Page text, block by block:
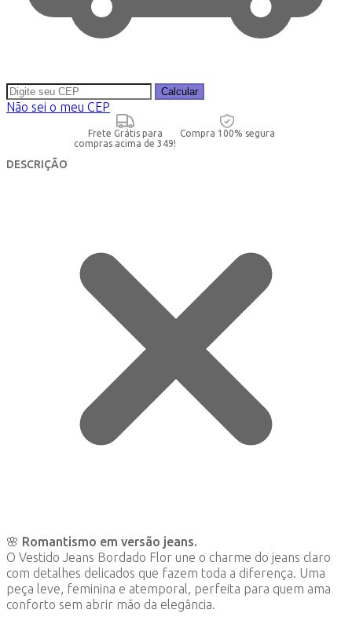
Calcular
Não sei o meu CEP
Frete Grátis para
compras acima de 349!
Compra 100% segura
DESCRIÇÃO
🌸 Romantismo em versão jeans.
O Vestido Jeans Bordado Flor une o charme do jeans claro
com detalhes delicados que fazem toda a diferença. Uma
peça leve, feminina e atemporal, perfeita para quem ama
conforto sem abrir mão da elegância.